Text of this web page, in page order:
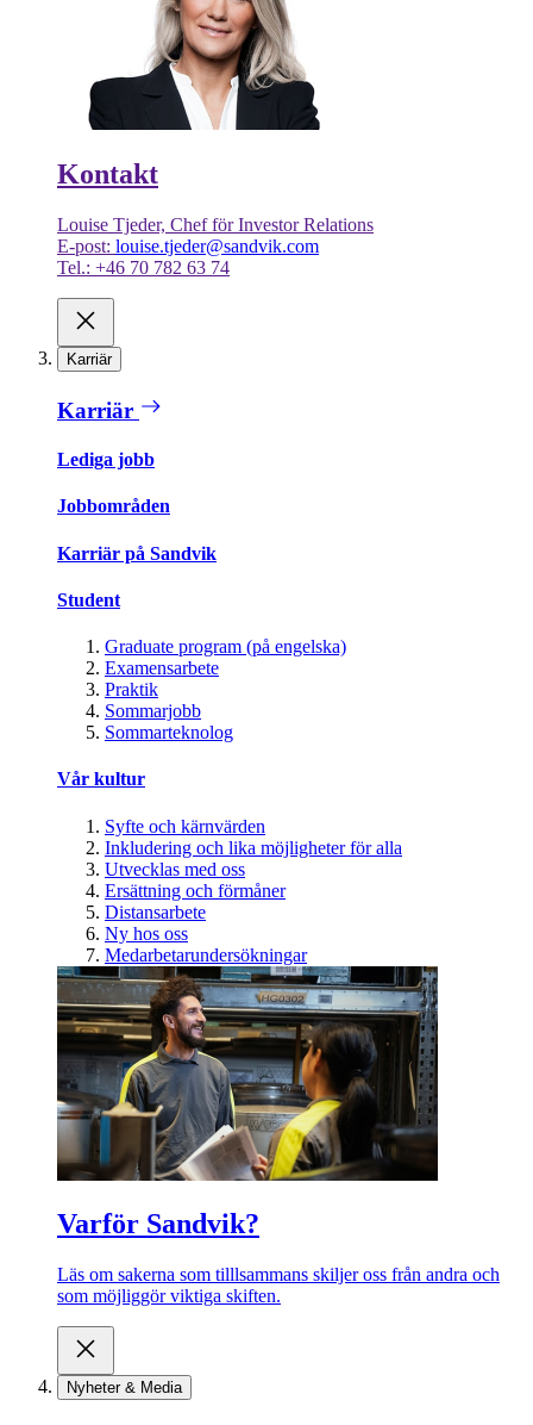
Kontakt
Louise Tjeder, Chef för Investor Relations
E-post: louise.tjeder@sandvik.com
Tel.: +46 70 782 63 74
Karriär
Karriär
Lediga jobb
Jobbområden
Karriär på Sandvik
Student
Graduate program (på engelska)
Examensarbete
Praktik
Sommarjobb
Sommarteknolog
Vår kultur
Syfte och kärnvärden
Inkludering och lika möjligheter för alla
Utvecklas med oss
Ersättning och förmåner
Distansarbete
Ny hos oss
Medarbetarundersökningar
Varför Sandvik?
Läs om sakerna som tilllsammans skiljer oss från andra och
som möjliggör viktiga skiften.
Nyheter & Media